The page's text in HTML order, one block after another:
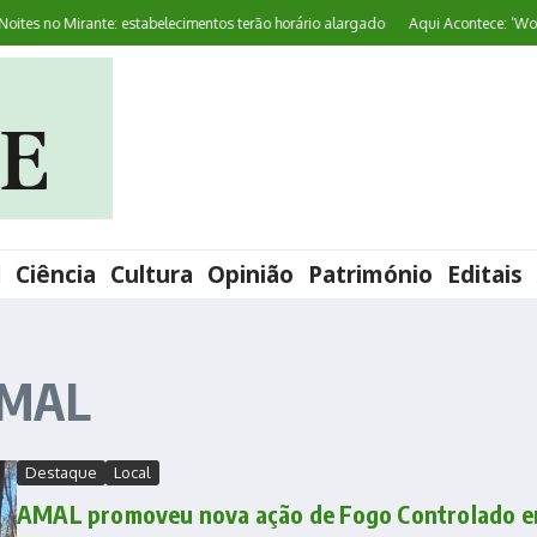
no Mirante: estabelecimentos terão horário alargado Aqui Acontece: ‘World
Ciência Cultura Opinião Património Editais
Destaque Local
AMAL promoveu nova ação de Fogo Controlado